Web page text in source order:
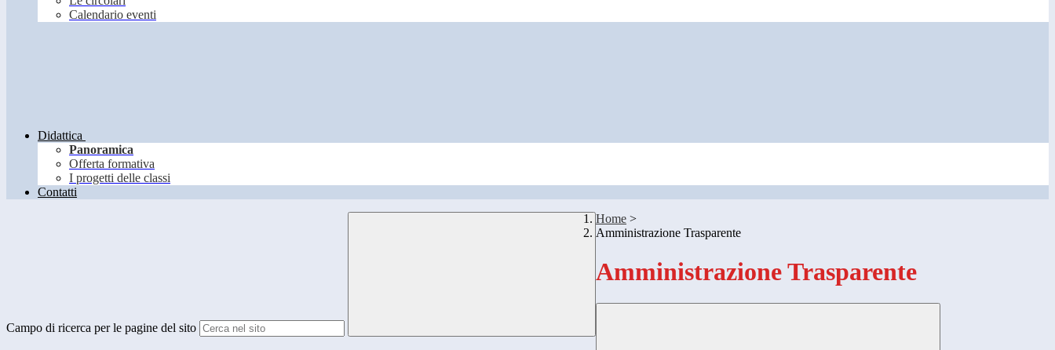
Calendario eventi
Didattica
Panoramica
Offerta formativa
I progetti delle classi
Contatti
Campo di ricerca per le pagine del sito
Home >
Amministrazione Trasparente
Amministrazione Trasparente